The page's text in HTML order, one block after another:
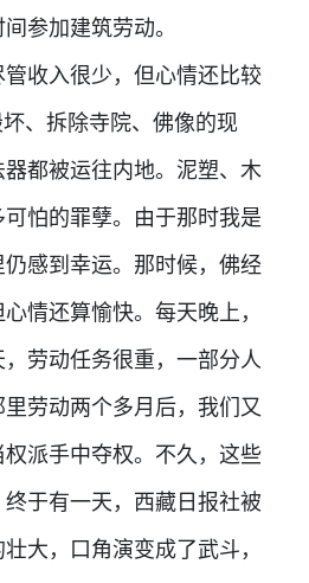
参加建筑劳动。
收入很少，但心情还比较
、拆除寺院、佛像的现
都被运往内地。泥塑、木
怕的罪孽。由于那时我是
感到幸运。那时候，佛经
情还算愉快。每天晚上，
劳动任务很重，一部分人
劳动两个多月后，我们又
派手中夺权。不久，这些
于有一天，西藏日报社被
大，口角演变成了武斗，